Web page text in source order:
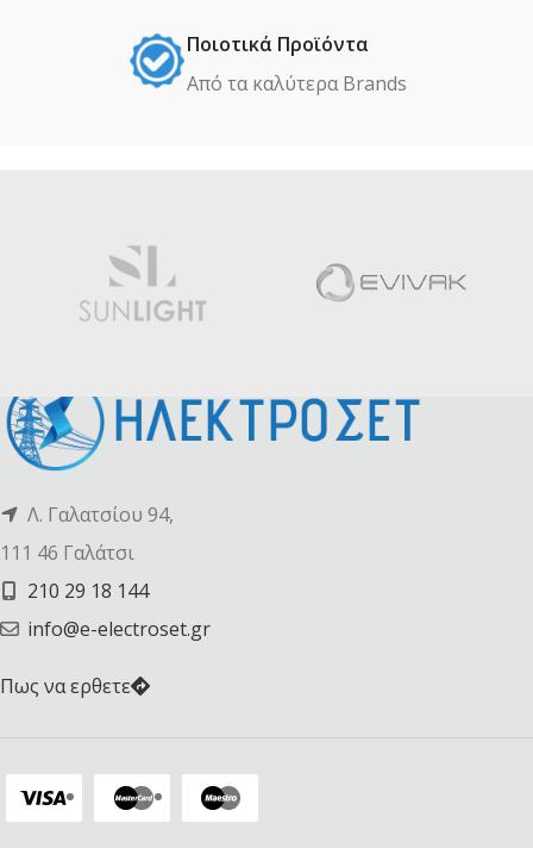
Ποιοτικά Προϊόντα
Από τα καλύτερα Βrands
Λ. Γαλατσίου 94,
111 46 Γαλάτσι
210 29 18 144
info@e-electroset.gr
Πως να ερθετε